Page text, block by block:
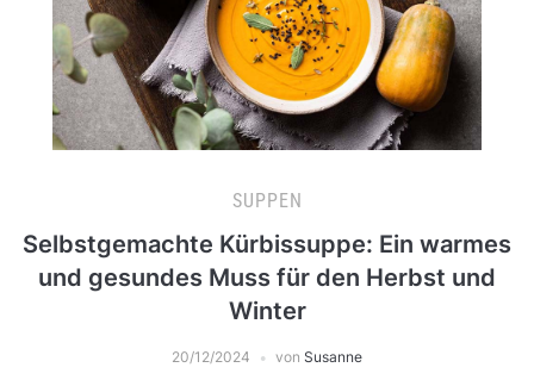
SUPPEN
Selbstgemachte Kürbissuppe: Ein warmes
und gesundes Muss für den Herbst und
Winter
20/12/2024 von Susanne